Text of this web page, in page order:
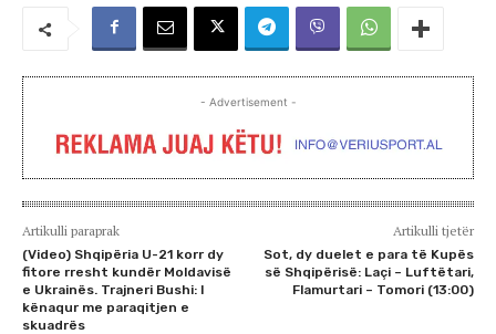
- Advertisement -
Artikulli paraprak
(Video) Shqipëria U-21 korr dy
fitore rresht kundër Moldavisë
e Ukrainës. Trajneri Bushi: I
kënaqur me paraqitjen e
skuadrës
Artikulli tjetër
Sot, dy duelet e para të Kupës
së Shqipërisë: Laçi – Luftëtari,
Flamurtari – Tomori (13:00)